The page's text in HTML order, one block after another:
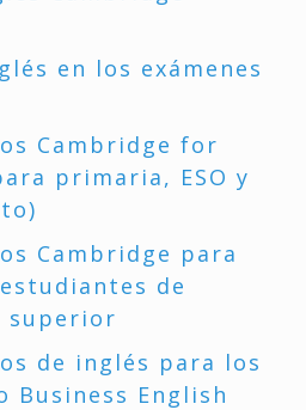
en los exámenes
Cambridge for
primaria, ESO y
Cambridge para
de
superior
de inglés para los
Business English